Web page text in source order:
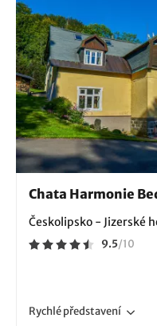
Chata Harmonie
Českolipsko - Jizerské
9.5/10
Rychlépředstavení